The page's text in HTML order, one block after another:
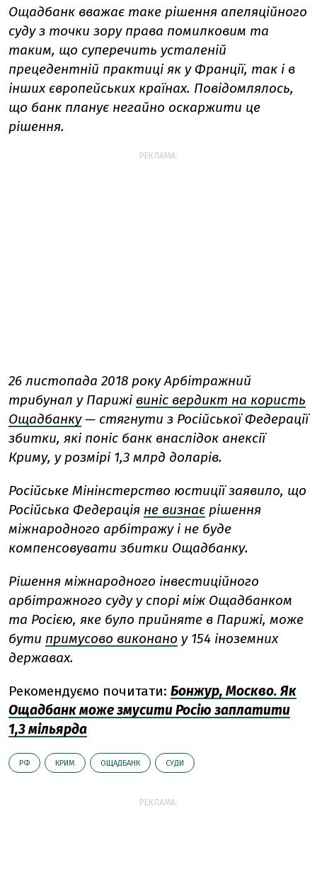
Ощадбанк вважає таке рішення апеляційного
суду з точки зору права помилковим та
таким, що суперечить усталеній
прецедентній практиці як у Франції, так і в
інших європейських країнах. Повідомлялось,
що банк планує негайно оскаржити це
рішення.
РЕКЛАМА:
26 листопада 2018 року Арбітражний
трибунал у Парижі виніс вердикт на користь
Ощадбанку— стягнути з Російської Федерації
збитки, які поніс банк внаслідок анексії
Криму, у розмірі 1,3 млрд доларів.
Російське Мінінстерство юстиції заявило, що
Російська Федерація не визнає рішення
міжнародного арбітражу і не буде
компенсовувати збитки Ощадбанку.
Рішення міжнародного інвестиційного
арбітражного суду у спорі між Ощадбанком
та Росією, яке було прийняте в Парижі, може
бути примусово виконано у 154 іноземних
державах.
Рекомендуємо почитати: Бонжур, Москво. Як
Ощадбанк може змусити Росію заплатити
1,3 мільярда
РФ КРИМ ОЩАДБАНК СУДИ
РЕКЛАМА: